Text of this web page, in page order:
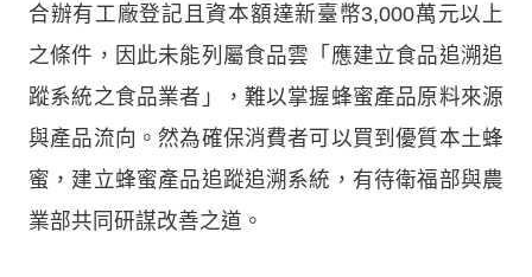
合辦有工廠登記且資本額達新臺幣3,000萬元以上
之條件，因此未能列屬食品雲「應建立食品追溯追
蹤系統之食品業者」，難以掌握蜂蜜產品原料來源
與產品流向。然為確保消費者可以買到優質本土蜂
蜜，建立蜂蜜產品追蹤追溯系統，有待衛福部與農
業部共同研謀改善之道。